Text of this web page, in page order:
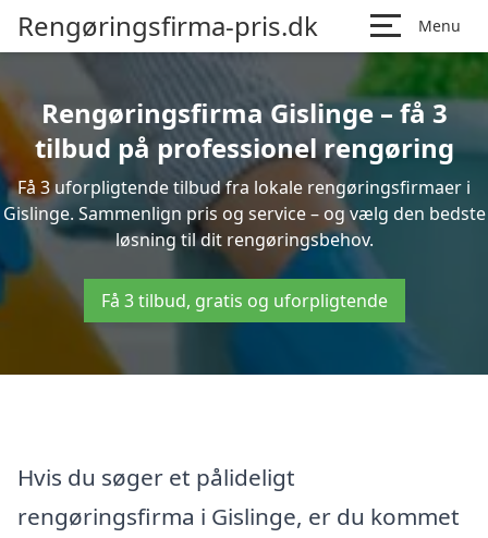
Rengøringsfirma-pris.dk Menu
Rengøringsfirma Gislinge – få 3
tilbud på professionel rengøring
Få 3 uforpligtende tilbud fra lokale rengøringsfirmaer i
Gislinge. Sammenlign pris og service – og vælg den bedste
løsning til dit rengøringsbehov.
Få 3 tilbud, gratis og uforpligtende
Hvis du søger et pålideligt
rengøringsfirma i Gislinge, er du kommet